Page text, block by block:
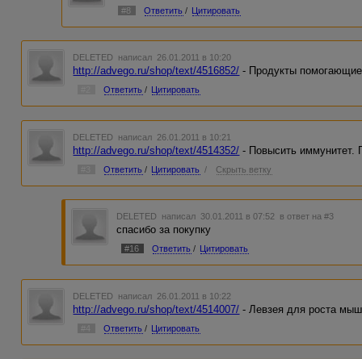
#8 Ответить / Цитировать
DELETED написал 26.01.2011 в 10:20
http://advego.ru/shop/text/4516852/ - Продукты
Ответить / Цитировать
DELETED написал 26.01.2011 в 10:21
http://advego.ru/shop/text/4514352/ - Повысить иммунитет.
Ответить / Цитировать / Скрыть ветку
DELETED написал 30.01.2011 в 07:52 в ответ на #3
спасибо за покупку
#16 Ответить / Цитировать
DELETED написал 26.01.2011 в 10:22
http://advego.ru/shop/text/4514007/ - Левзея для роста
Ответить / Цитировать